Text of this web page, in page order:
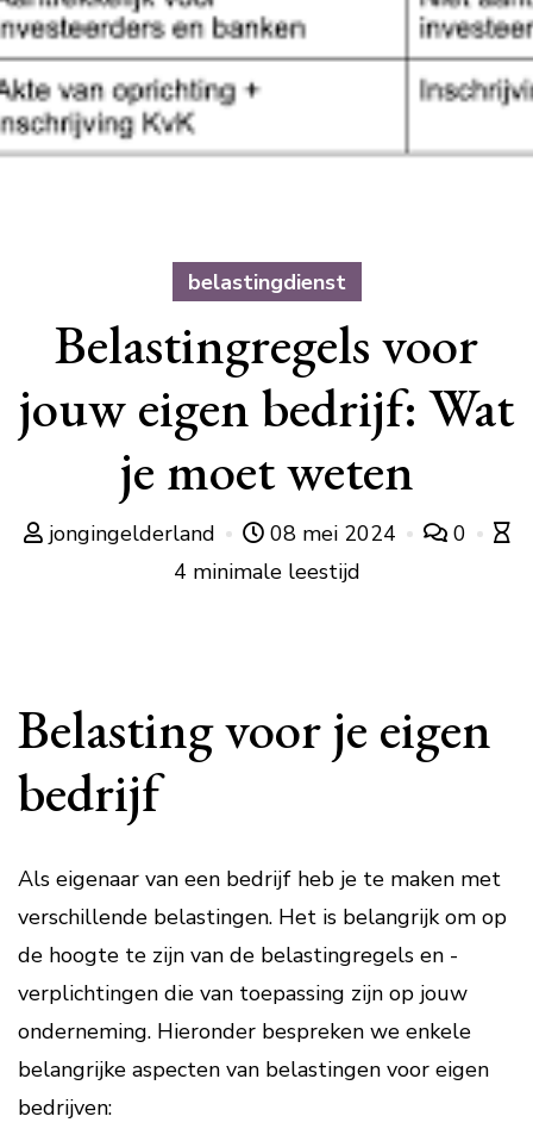
belastingdienst
Belastingregels voor
jouw eigen bedrijf: Wat
je moet weten
jongingelderland 08 mei 2024
0
4 minimale leestijd
Belasting voor je eigen
bedrijf
Als eigenaar van een bedrijf heb je te maken met
verschillende belastingen. Het is belangrijk om op
de hoogte te zijn van de belastingregels en -
verplichtingen die van toepassing zijn op jouw
onderneming. Hieronder bespreken we enkele
belangrijke aspecten van belastingen voor eigen
bedrijven: